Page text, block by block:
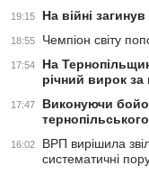
19:15 На війні
18:55 Чемпіон світу
17:54
На
річний вирок
17:47
Виконуючи
16:02
ВРП вирішила
систематичні